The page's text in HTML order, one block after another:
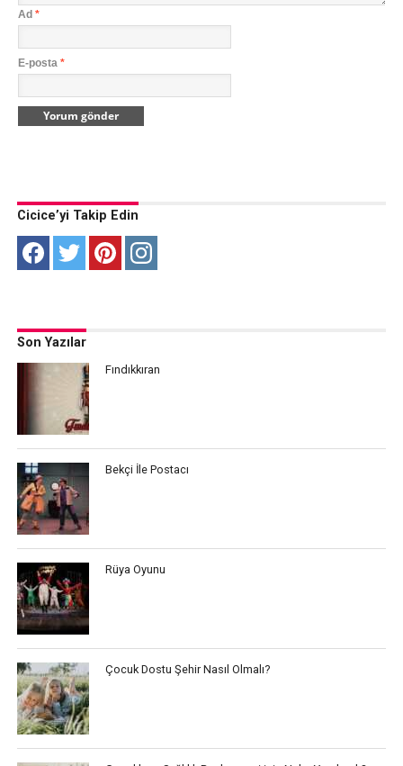
Ad *
E-posta *
Cicice’yi Takip Edin
Son Yazılar
Fındıkkıran
Bekçi İle Postacı
Rüya Oyunu
Çocuk Dostu Şehir Nasıl Olmalı?